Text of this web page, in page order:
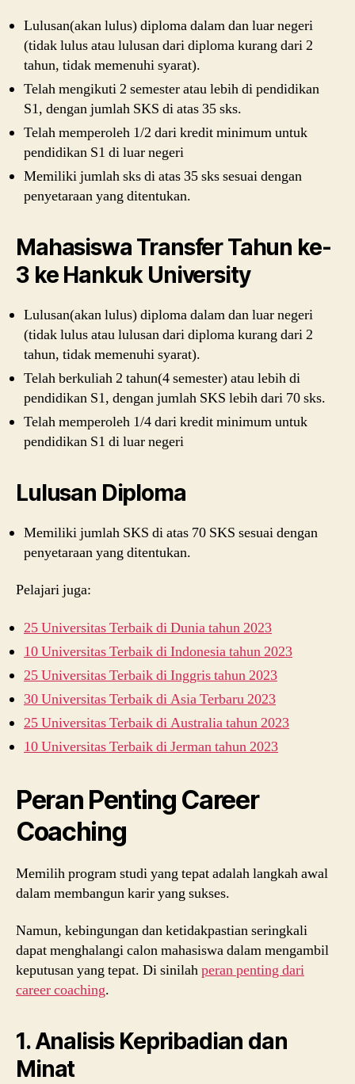
Lulusan(akan lulus) diploma dalam dan luar negeri
(tidak lulus atau lulusan dari diploma kurang dari 2
tahun, tidak memenuhi syarat).
Telah mengikuti 2 semester atau lebih di pendidikan
S1, dengan jumlah SKS di atas 35 sks.
Telah memperoleh 1/2 dari kredit minimum untuk
pendidikan S1 di luar negeri
Memiliki jumlah sks di atas 35 sks sesuai dengan
penyetaraan yang ditentukan.
Mahasiswa Transfer Tahun ke-
3 ke Hankuk University
Lulusan(akan lulus) diploma dalam dan luar negeri
(tidak lulus atau lulusan dari diploma kurang dari 2
tahun, tidak memenuhi syarat).
Telah berkuliah 2 tahun(4 semester) atau lebih di
pendidikan S1, dengan jumlah SKS lebih dari 70 sks.
Telah memperoleh 1/4 dari kredit minimum untuk
pendidikan S1 di luar negeri
Lulusan Diploma
Memiliki jumlah SKS di atas 70 SKS sesuai dengan
penyetaraan yang ditentukan.
Pelajari juga:
25 Universitas Terbaik di Dunia tahun 2023
10 Universitas Terbaik di Indonesia tahun 2023
25 Universitas Terbaik di Inggris tahun 2023
30 Universitas Terbaik di Asia Terbaru 2023
25 Universitas Terbaik di Australia tahun 2023
10 Universitas Terbaik di Jerman tahun 2023
Peran Penting Career
Coaching
Memilih program studi yang tepat adalah langkah awal
dalam membangun karir yang sukses.
Namun, kebingungan dan ketidakpastian seringkali
dapat menghalangi calon mahasiswa dalam mengambil
keputusan yang tepat. Di sinilahperan penting dari
career coaching.
1.Analisis Kepribadian dan
Minat